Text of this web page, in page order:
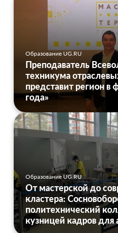
Образование UG.RU
Преподаватель
техникума
представит регион в
года»
Образование UG.RU
От мастерской до
кластера:
политехнический
кузницей кадров для